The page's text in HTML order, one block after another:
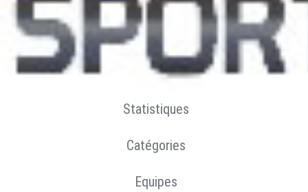
Donner votre avis
Aperçu
Résultats
Statistiques
Catégories
Equipes